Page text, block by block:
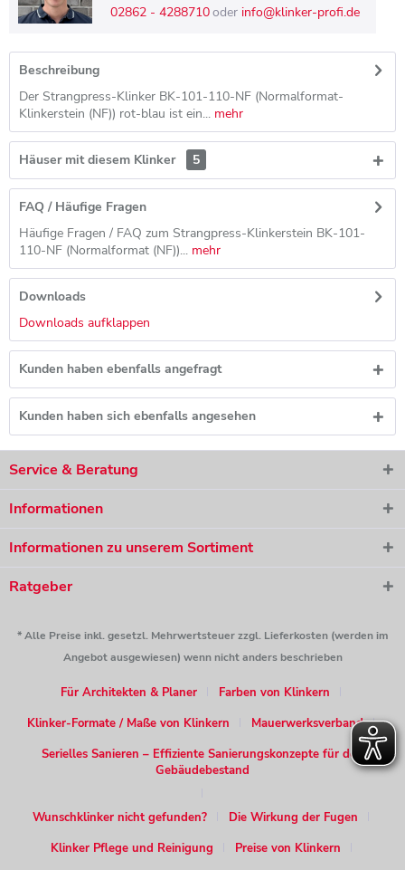
02862 - 4288710oder info@klinker-profi.de
Beschreibung
Der Strangpress-Klinker BK-101-110-NF (Normalformat-
Klinkerstein (NF)) rot-blau ist ein... mehr
Häuser mit diesem Klinker 5
FAQ / Häufige Fragen
Häufige Fragen / FAQ zum Strangpress-Klinkerstein BK-101-
110-NF (Normalformat (NF))... mehr
Downloads
Downloads aufklappen
Kunden haben ebenfalls angefragt
Kunden haben sich ebenfalls angesehen
Service & Beratung
Informationen
Informationen zu unserem Sortiment
Ratgeber
* Alle Preise inkl. gesetzl. Mehrwertsteuer zzgl. Lieferkosten (werden im
Angebot ausgewiesen) wenn nicht anders beschrieben
Für Architekten & Planer
Farben von Klinkern
Klinker-Formate / Maße von Klinkern
Mauerwerksverband
Serielles Sanieren – Effiziente Sanierungskonzepte für den
Gebäudebestand
Wunschklinker nicht gefunden?
Die Wirkung der Fugen
Klinker Pflege und Reinigung
Preise von Klinkern